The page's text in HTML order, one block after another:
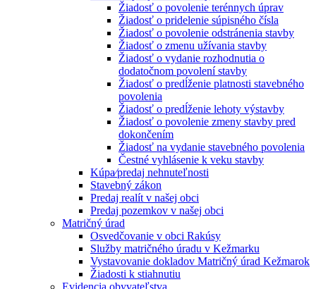
Žiadosť o povolenie terénnych úprav
Žiadosť o pridelenie súpisného čísla
Žiadosť o povolenie odstránenia stavby
Žiadosť o zmenu užívania stavby
Žiadosť o vydanie rozhodnutia o
dodatočnom povolení stavby
Žiadosť o predĺženie platnosti stavebného
povolenia
Žiadosť o predĺženie lehoty výstavby
Žiadosť o povolenie zmeny stavby pred
dokončením
Žiadosť na vydanie stavebného povolenia
Čestné vyhlásenie k veku stavby
Kúpa⁄predaj nehnuteľnosti
Stavebný zákon
Predaj realít v našej obci
Predaj pozemkov v našej obci
Matričný úrad
Osvedčovanie v obci Rakúsy
Služby matričného úradu v Kežmarku
Vystavovanie dokladov Matričný úrad Kežmarok
Žiadosti k stiahnutiu
Evidencia obyvateľstva